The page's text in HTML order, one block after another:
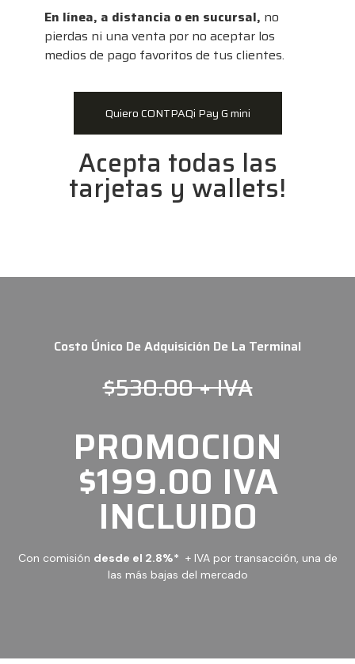
En línea, a distancia o en sucursal, no
pierdas ni una venta por no aceptar los
medios de pago favoritos de tus clientes.
Quiero CONTPAQi Pay G mini
Acepta todas las
tarjetas y wallets!
Costo Único De Adquisición De La Terminal
$530.00 + IVA
PROMOCION
$199.00 IVA
INCLUIDO
Con comisión desde el 2.8%* + IVA por transacción, una de
las más bajas del mercado